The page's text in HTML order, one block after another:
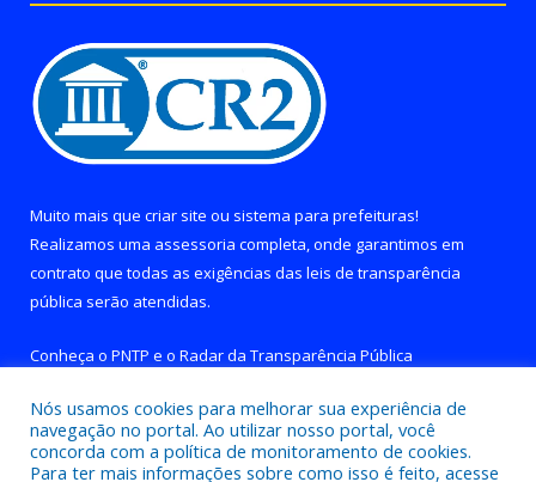
Muito mais que criar site ou sistema para prefeituras!
Realizamos uma assessoria completa, onde garantimos em
contrato que todas as exigências das leis de transparência
pública serão atendidas.
Conheça o PNTP e o Radar da Transparência Pública
Nós usamos cookies para melhorar sua experiência de
navegação no portal. Ao utilizar nosso portal, você
concorda com a política de monitoramento de cookies.
Para ter mais informações sobre como isso é feito, acesse